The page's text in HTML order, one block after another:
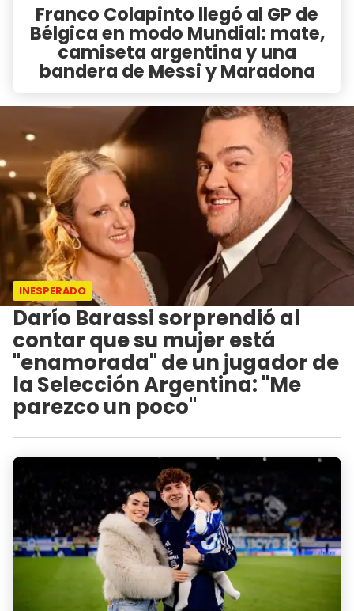
Franco Colapinto llegó al GP de
Bélgica en modo Mundial: mate,
camiseta argentina y una
bandera de Messi y Maradona
INESPERADO
Darío Barassi sorprendió al
contar que su mujer está
"enamorada" de un jugador de
la Selección Argentina: "Me
parezco un poco"